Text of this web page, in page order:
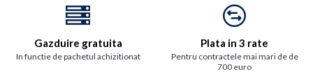
Gazduire gratuita
In functie de pachetul achizitionat
Plata in 3 rate
Pentru contractele mai mari de de
700 euro